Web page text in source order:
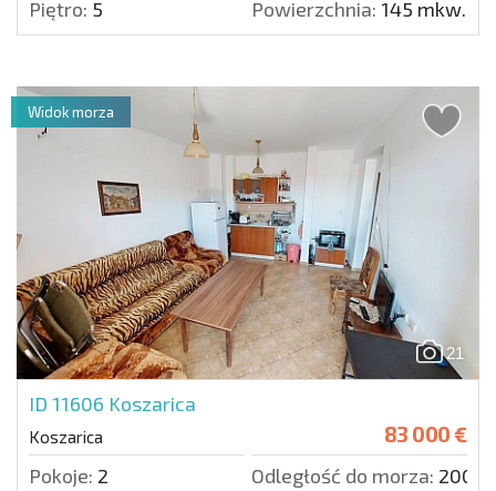
Piętro: 5 Powierzchnia: 145 mkw.
21
ID 11606 Koszarica
Koszarica 83 000 €
Pokoje: 2 Odległość do morza: 2000
Widok morza